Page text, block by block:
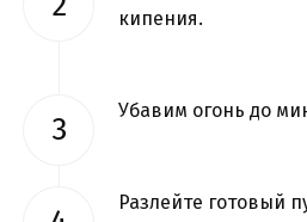
кипения.
Убавим огонь до
Разлейте готовый